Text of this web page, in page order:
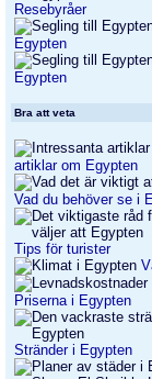
Resebyråer
Egypten
Egypten
Bra att veta
artiklar om Egypten
Vad du behöver se i
Tips för turister
Priserna i Egypten
Stränder i Egypten